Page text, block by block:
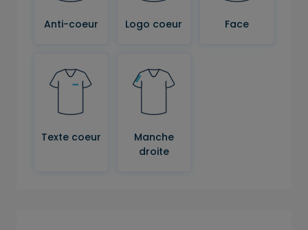
Anti-coeur Logo coeur Face
Texte coeur
Manche
droite